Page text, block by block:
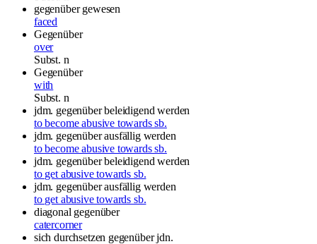
gegenüber gewesen
faced
Gegenüber
over
Subst. n
Gegenüber
with
Subst. n
jdm. gegenüber beleidigend werden
to become abusive towards sb.
jdm. gegenüber ausfällig werden
to become abusive towards sb.
jdm. gegenüber beleidigend werden
to get abusive towards sb.
jdm. gegenüber ausfällig werden
to get abusive towards sb.
diagonal gegenüber
catercorner
sich durchsetzen gegenüber jdn.